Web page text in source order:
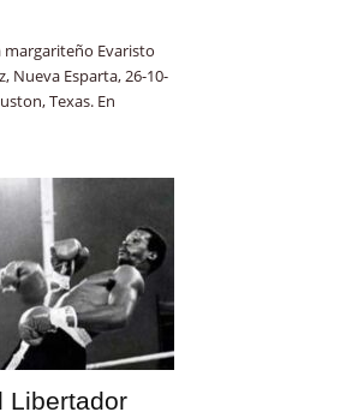
margariteño Evaristo
Nueva Esparta, 26-10-
Texas. En
Libertador